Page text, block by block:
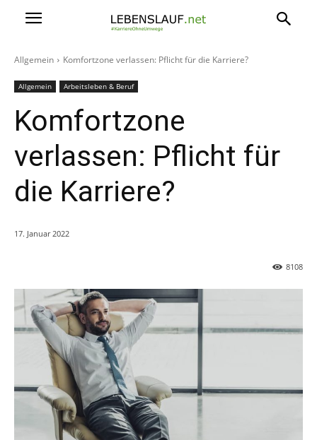
Allgemein Komfortzone verlassen: Pflicht für die Karriere?
Allgemein Arbeitsleben & Beruf
Komfortzone
verlassen: Pflicht für
die Karriere?
17. Januar 2022
8108